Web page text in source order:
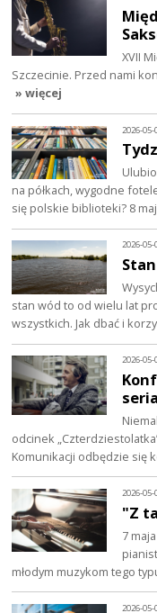
XVII
Szczecinie. Przed nami
» więcej
2026-
na półkach, wygodne
się polskie biblioteki? 8
2026-
stan wód to od wielu lat
wszystkich. Jak dbać i
2026-
odcinek
Komunikacji odbędzie się
2026-
"Z
7
młodym muzykom tego
2026-05-